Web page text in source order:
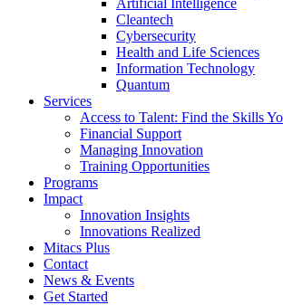
Artificial Intelligence
Cleantech
Cybersecurity
Health and Life Sciences
Information Technology
Quantum
Services
Access to Talent: Find the Skills
Financial Support
Managing Innovation
Training Opportunities
Programs
Impact
Innovation Insights
Innovations Realized
Mitacs Plus
Contact
News & Events
Get Started